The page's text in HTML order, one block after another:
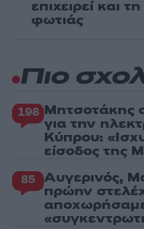
επιχειρεί και
φωτιάς
Πιο
198 Μητσοτάκης
για την
Κύπρου:
είσοδος της
85 Αυγερινός,
πρώην
αποχωρήσαμε